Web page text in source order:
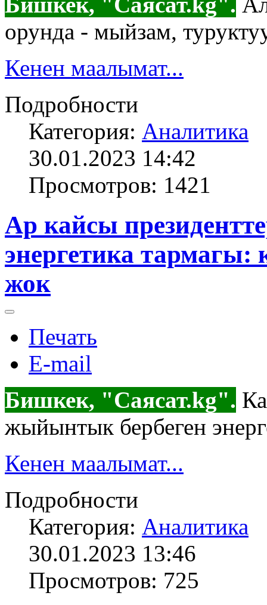
орунда - мыйзам,
Кенен маалымат...
Подробности
Категория: Аналитика
30.01.2023 14:42
Просмотров: 1421
Ар кайсы
энергетика
жок
Печать
E-mail
Бишкек, "Саясат.kg".
жыйынтык бербеген
Кенен маалымат...
Подробности
Категория: Аналитика
30.01.2023 13:46
Просмотров: 725